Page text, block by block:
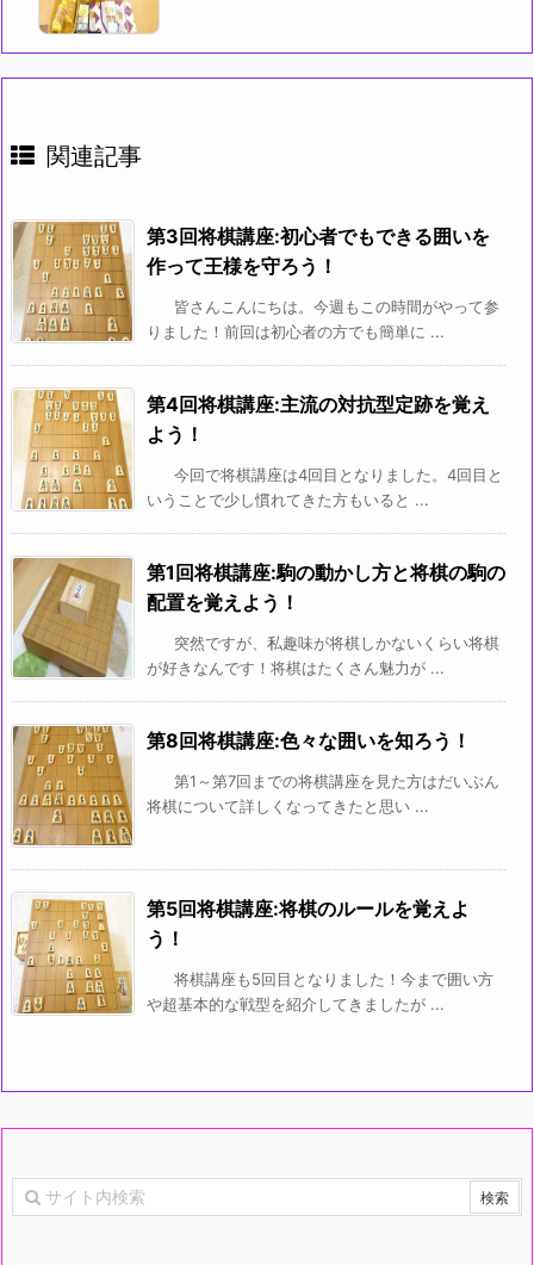
関連記事
第3回将棋講座:初心者でもできる囲いを
作って王様を守ろう！
皆さんこんにちは。今週もこの時間がやって参
りました！前回は初心者の方でも簡単に ...
第4回将棋講座:主流の対抗型定跡を覚え
よう！
今回で将棋講座は4回目となりました。4回目と
いうことで少し慣れてきた方もいると ...
第1回将棋講座:駒の動かし方と将棋の駒の
配置を覚えよう！
突然ですが、私趣味が将棋しかないくらい将棋
が好きなんです！将棋はたくさん魅力が ...
第8回将棋講座:色々な囲いを知ろう！
第1～第7回までの将棋講座を見た方はだいぶん
将棋について詳しくなってきたと思い ...
第5回将棋講座:将棋のルールを覚えよ
う！
将棋講座も5回目となりました！今まで囲い方
や超基本的な戦型を紹介してきましたが ...